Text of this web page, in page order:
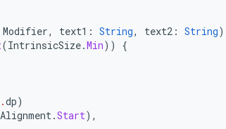
Modifier, text1 : String, text2 : String)
(IntrinsicSize.Min))
{
dp)
Alignment.Start),